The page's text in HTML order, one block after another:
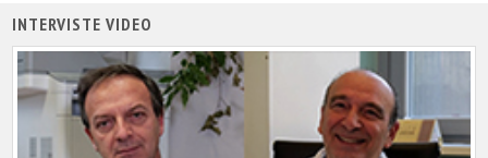
INTERVISTE VIDEO